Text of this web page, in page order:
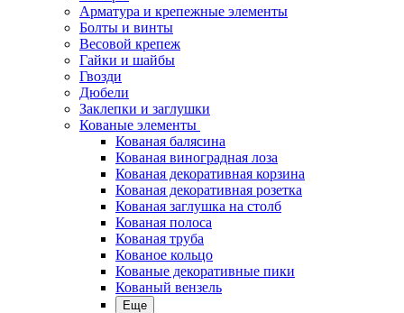
Арматура и крепежные элементы
Болты и винты
Весовой крепеж
Гайки и шайбы
Гвозди
Дюбели
Заклепки и заглушки
Кованые элементы
Кованая балясина
Кованая виноградная лоза
Кованая декоративная корзина
Кованая декоративная розетка
Кованая заглушка на столб
Кованая полоса
Кованая труба
Кованое кольцо
Кованые декоративные пики
Кованый вензель
Еще